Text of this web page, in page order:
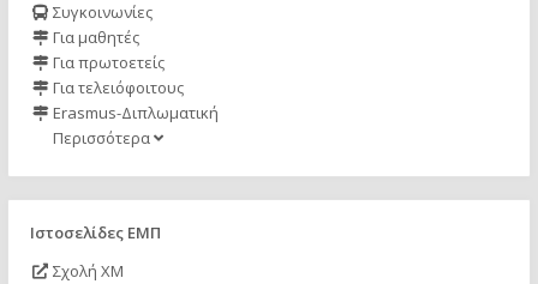
Συγκοινωνίες
Για μαθητές
Για πρωτοετείς
Για τελειόφοιτους
Erasmus-Διπλωματική
Περισσότερα
Ιστοσελίδες ΕΜΠ
Σχολή ΧΜ